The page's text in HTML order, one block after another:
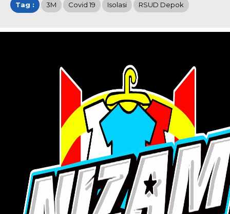
Tag : 3M Covid 19 Isolasi RSUD Depok